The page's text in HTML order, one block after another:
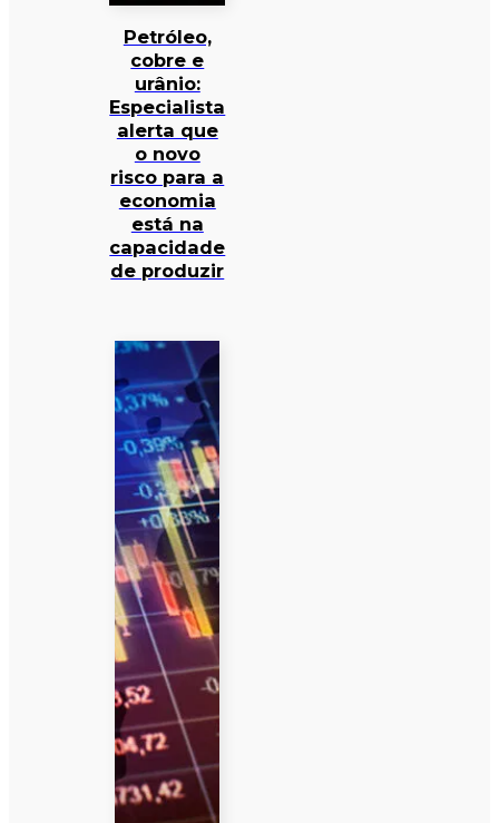
Petróleo,
cobre e
urânio:
Especialista
alerta que
o novo
risco para a
economia
está na
capacidade
de produzir